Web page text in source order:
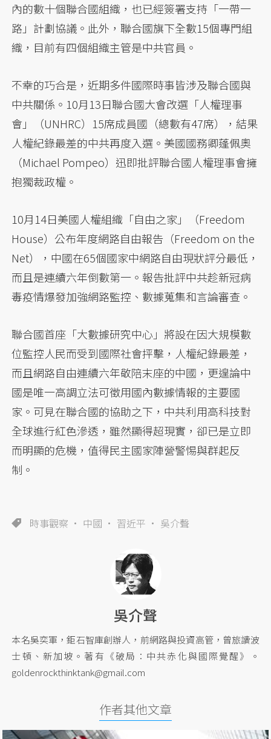
內的數十個聯合國組織，也已經簽署支持「一帶一
路」計劃協議。此外，聯合國旗下全數15個專門組
織，目前有四個組織主管是中共官員。
不幸的巧合是，近期多件國際時事皆涉及聯合國與
中共關係。10月13日聯合國大會改選「人權理事
會」（UNHRC）15席成員國（總數有47席），結果
人權紀錄最差的中共再度入選。美國國務卿蓬佩奧
（Michael Pompeo）迅即批評聯合國人權理事會擁
抱獨裁政權。
10月14日美國人權組織「自由之家」（Freedom
House）公布年度網路自由報告（Freedom on the
Net），中國在65個國家中網路自由現狀評分最低，
而且是連續六年倒數第一。報告批評中共趁新冠病
毒疫情爆發加強網路監控、數據蒐集和言論審查。
聯合國首座「大數據研究中心」將設在因大規模數
位監控人民而受到國際社會抨擊，人權紀錄最差，
而且網路自由連續六年敬陪末座的中國，更遑論中
國是唯一高調立法可徵用國內數據情報的主要國
家。可見在聯合國的協助之下，中共利用高科技對
全球進行紅色滲透，雖然顯得超現實，卻已是立即
而明顯的危機，值得民主國家陣營警惕與群起反
制。
時事觀察 中國 習近平 吳介聲
吳介聲
本名吳奕軍，鉅石智庫創辦人，前網路與投資高管，曾旅讀波
士頓、新加坡。著有《破局：中共赤化與國際覺醒》。
goldenrockthinktank@gmail.com
作者其他文章